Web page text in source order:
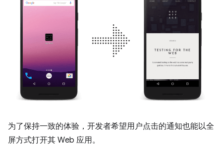
为了保持一致的体验，开发者希望用户点击的通知也能以全
屏方式打开其 Web 应用。